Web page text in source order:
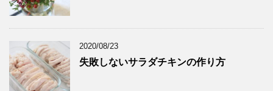
2020/08/23
失敗しないサラダチキンの作り方